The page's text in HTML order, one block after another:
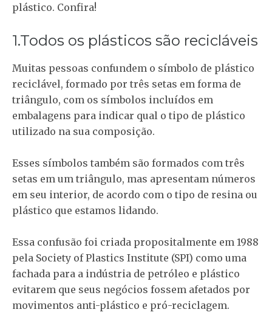
plástico. Confira!
1.Todos os plásticos são recicláveis
Muitas pessoas confundem o símbolo de plástico
reciclável, formado por três setas em forma de
triângulo, com os símbolos incluídos em
embalagens para indicar qual o tipo de plástico
utilizado na sua composição.
Esses símbolos também são formados com três
setas em um triângulo, mas apresentam números
em seu interior, de acordo com o tipo de resina ou
plástico que estamos lidando.
Essa confusão foi criada propositalmente em 1988
pela Society of Plastics Institute (SPI) como uma
fachada para a indústria de petróleo e plástico
evitarem que seus negócios fossem afetados por
movimentos anti-plástico e pró-reciclagem.